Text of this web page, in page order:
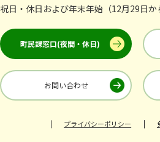
祝日・休日および年末年始（12月29日か
町民課窓口(夜間・休日)
お問い合わせ
プライバシーポリシー